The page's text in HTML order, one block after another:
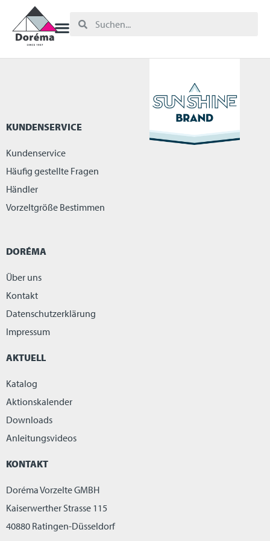
KUNDENSERVICE
Kundenservice
Häufig gestellte Fragen
Händler
Vorzeltgröße Bestimmen
DORÉMA
Über uns
Kontakt
Datenschutzerklärung
Impressum
AKTUELL
Katalog
Aktionskalender
Downloads
Anleitungsvideos
KONTAKT
Doréma Vorzelte GMBH
Kaiserwerther Strasse 115
40880 Ratingen-Düsseldorf